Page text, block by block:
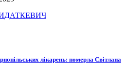
лікарень: померла Світлана